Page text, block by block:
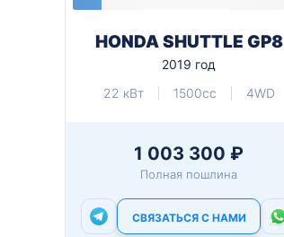
HONDA SHUTTLE GP8
2019 год
22 кВт
1500cc 4WD
1 003 300 ₽
Полная пошлина
СВЯЗАТЬСЯ С НАМИ